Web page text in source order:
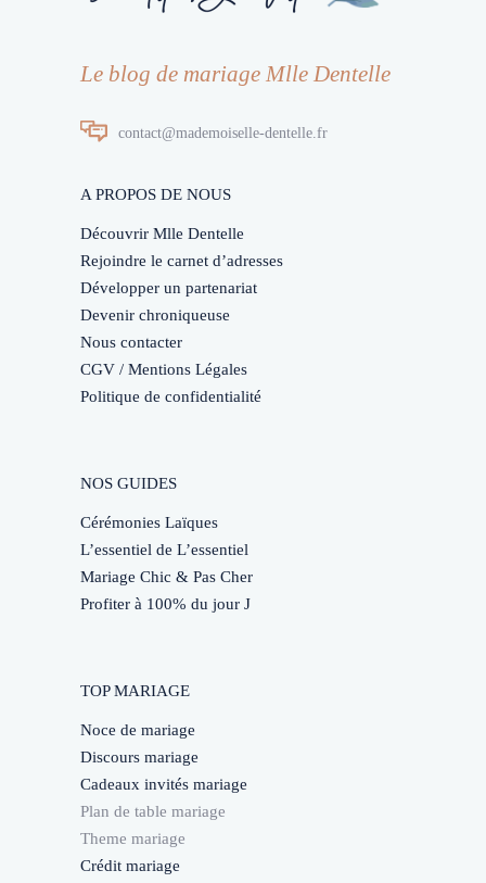
Le blog de mariage Mlle Dentelle
contact@mademoiselle-dentelle.fr
A PROPOS DE NOUS
Découvrir Mlle Dentelle
Rejoindre le carnet d’adresses
Développer un partenariat
Devenir chroniqueuse
Nous contacter
CGV / Mentions Légales
Politique de confidentialité
NOS GUIDES
Cérémonies Laïques
L’essentiel de L’essentiel
Mariage Chic & Pas Cher
Profiter à 100% du jour J
TOP MARIAGE
Noce de mariage
Discours mariage
Cadeaux invités mariage
Plan de table mariage
Theme mariage
Crédit mariage